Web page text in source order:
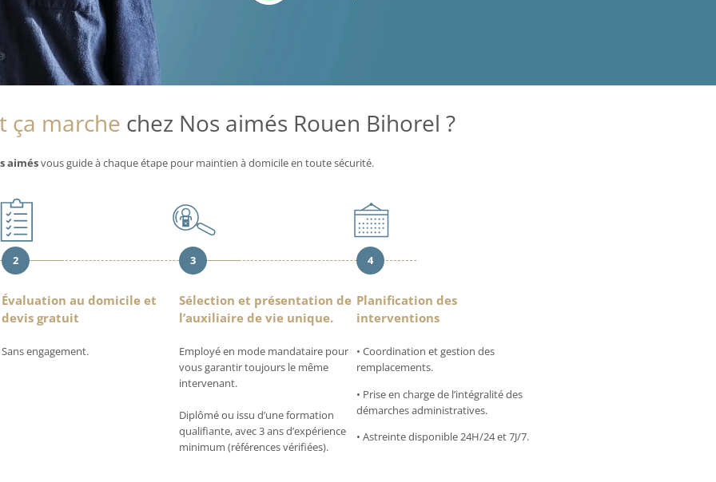
ça marche chez Nos aimés Rouen Bihorel ?
aimésvous guide à chaque étape pour maintien à domicile en toute sécurité.
2
Évaluation au domicile et
devis gratuit
Sans engagement.
3
Sélection et présentation de
l’auxiliaire de vie unique.
Employé en mode mandataire pour
vous garantir toujours le même
intervenant.
Diplômé ou issu d’une formation
qualifiante, avec 3 ans d’expérience
minimum (références vérifiées).
4
Planification des
interventions
• Coordination et gestion des
remplacements.
• Prise en charge de l’intégralité des
démarches administratives.
• Astreinte disponible 24H/24 et 7J/7.